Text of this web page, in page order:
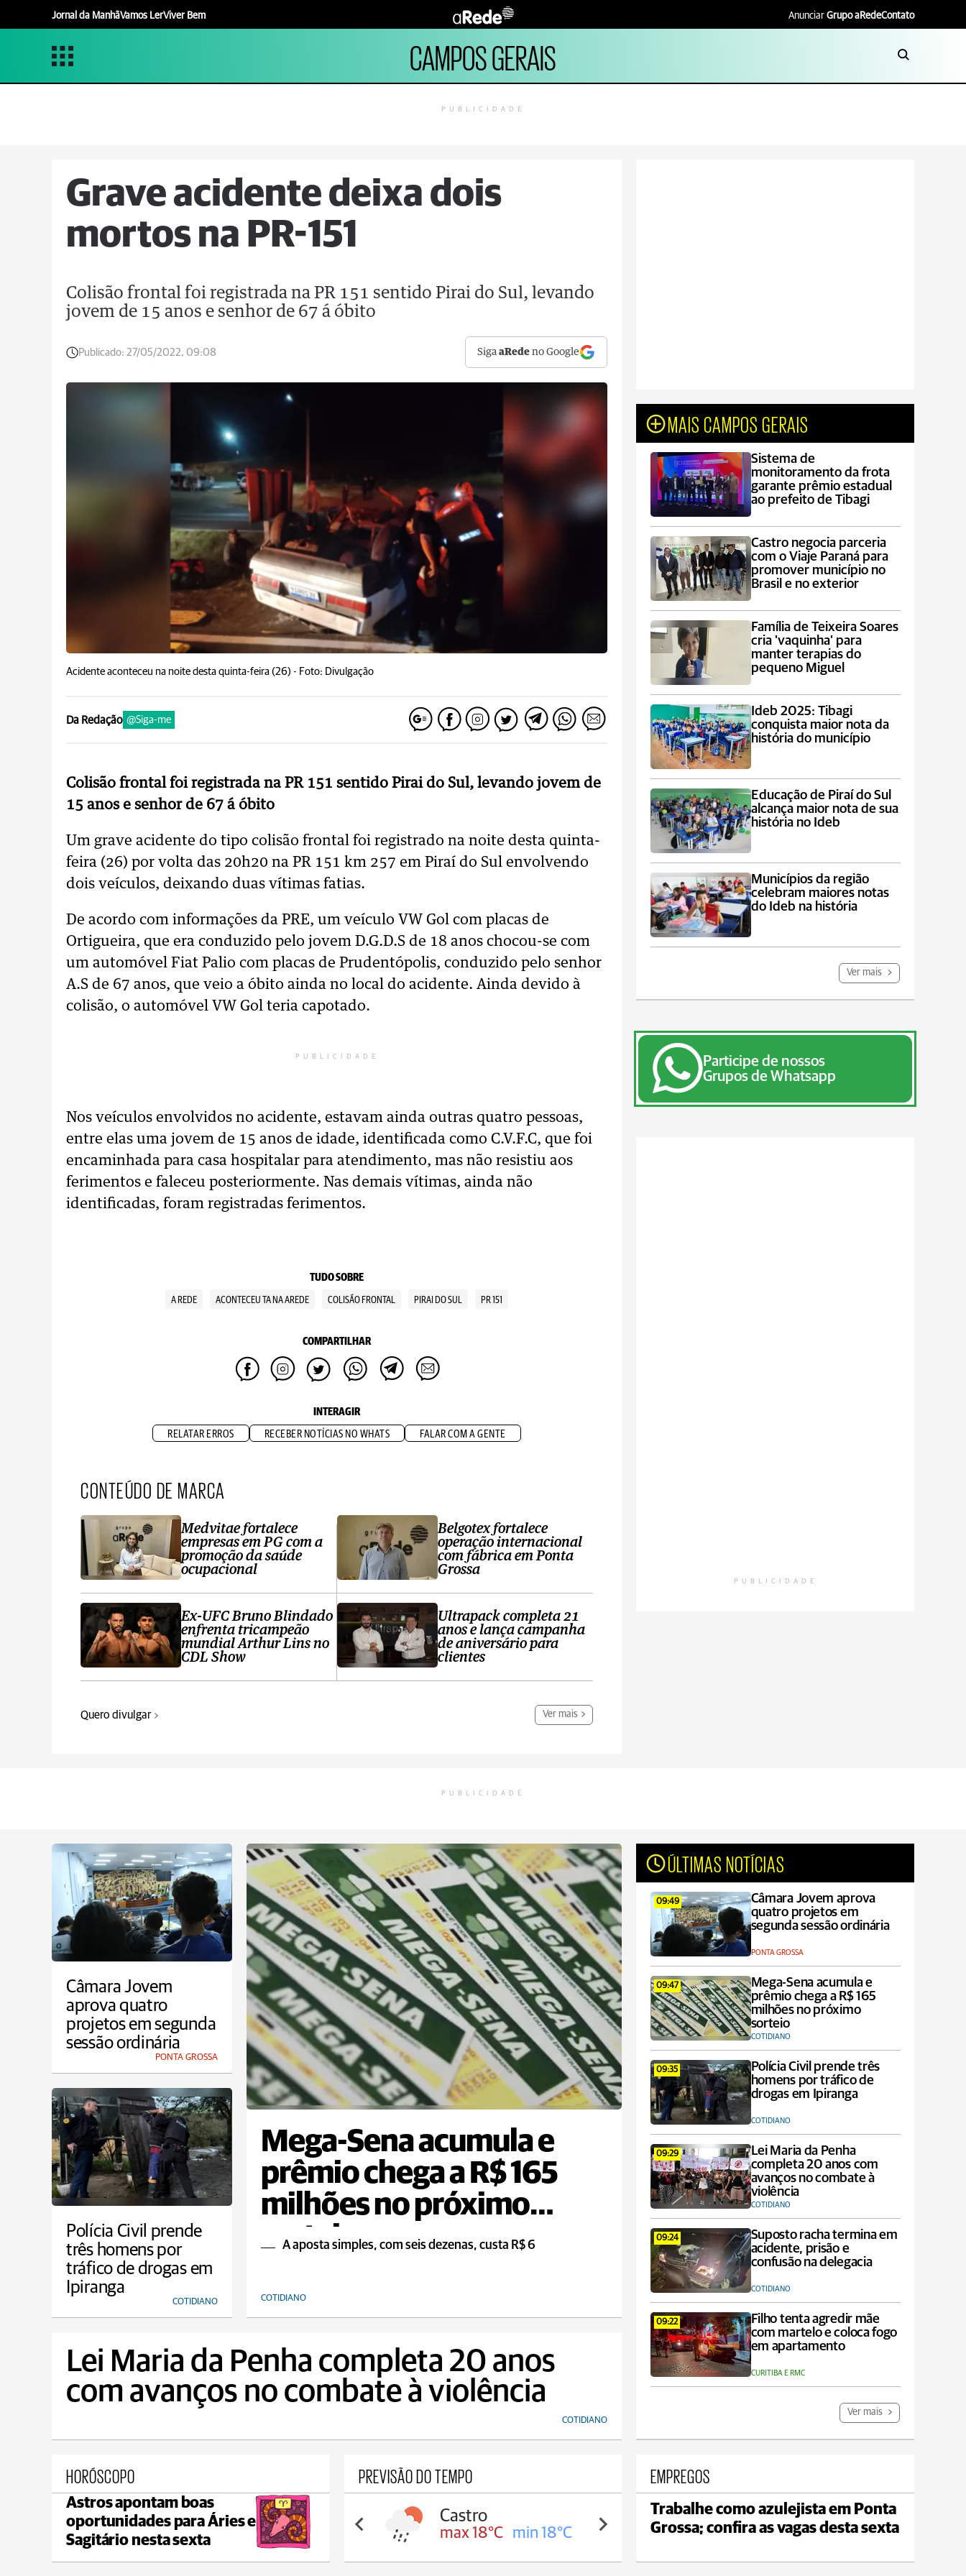
Jornal da ManhãVamos LerViver Bem Anunciar Grupo aRedeContato
CAMPOS GERAIS
PUBLICIDADE
Grave acidente deixa dois
mortos na PR-151
Colisão frontal foi registrada na PR 151 sentido Pirai do Sul, levando
jovem de 15 anos e senhor de 67 á óbito
Publicado: 27/05/2022, 09:08 SigaaRede no Google
Acidente aconteceu na noite desta quinta-feira (26) - Foto: Divulgação
Da Redação @Siga-me
Colisão frontal foi registrada na PR 151 sentido Pirai do Sul, levando jovem de
15 anos e senhor de 67 á óbito
Um grave acidente do tipo colisão frontal foi registrado na noite desta quinta-
feira (26) por volta das 20h20 na PR 151 km 257 em Piraí do Sul envolvendo
dois veículos, deixando duas vítimas fatias.
De acordo com informações da PRE, um veículo VW Gol com placas de
Ortigueira, que era conduzido pelo jovem D.G.D.S de 18 anos chocou-se com
um automóvel Fiat Palio com placas de Prudentópolis, conduzido pelo senhor
A.S de 67 anos, que veio a óbito ainda no local do acidente. Ainda devido à
colisão, o automóvel VW Gol teria capotado.
PUBLICIDADE
Nos veículos envolvidos no acidente, estavam ainda outras quatro pessoas,
entre elas uma jovem de 15 anos de idade, identificada como C.V.F.C, que foi
encaminhada para casa hospitalar para atendimento, mas não resistiu aos
ferimentos e faleceu posteriormente. Nas demais vítimas, ainda não
identificadas, foram registradas ferimentos.
TUDO SOBRE
A REDE ACONTECEU TA NA AREDE COLISÃO FRONTAL PIRAI DO SUL PR 151
COMPARTILHAR
INTERAGIR
RELATAR ERROS RECEBER NOTÍCIAS NO WHATS FALAR COM A GENTE
CONTEÚDO DE MARCA
Medvitae fortalece
empresas em PG com a
promoção da saúde
ocupacional
Ex-UFC Bruno Blindado
enfrenta tricampeão
mundial Arthur Lins no
CDL Show
Belgotex fortalece
operação internacional
com fábrica em Ponta
Grossa
Ultrapack completa 21
anos e lança campanha
de aniversário para
clientes
Quero divulgar Ver mais
MAIS CAMPOS GERAIS
Sistema de
monitoramento da frota
garante prêmio estadual
ao prefeito de Tibagi
Castro negocia parceria
com o Viaje Paraná para
promover município no
Brasil e no exterior
Família de Teixeira Soares
cria 'vaquinha' para
manter terapias do
pequeno Miguel
Ideb 2025: Tibagi
conquista maior nota da
história do município
Educação de Piraí do Sul
alcança maior nota de sua
história no Ideb
Municípios da região
celebram maiores notas
do Ideb na história
Ver mais
Participe de nossos
Grupos de Whatsapp
PUBLICIDADE
PUBLICIDADE
Câmara Jovem
aprova quatro
projetos em segunda
sessão ordinária
PONTA GROSSA
Mega-Sena acumula e
prêmio chega a R$ 165
milhões no próximo
sorteio
A aposta simples, com seis dezenas, custa R$ 6
COTIDIANO
ÚLTIMAS NOTÍCIAS
09:49
Câmara Jovem aprova
quatro projetos em
segunda sessão ordinária
PONTA GROSSA
09:47
Mega-Sena acumula e
prêmio chega a R$ 165
milhões no próximo
sorteio
COTIDIANO
09:35
Polícia Civil prende três
homens por tráfico de
drogas em Ipiranga
COTIDIANO
09:29
Lei Maria da Penha
completa 20 anos com
avanços no combate à
violência
COTIDIANO
09:24
Suposto racha termina em
acidente, prisão e
confusão na delegacia
COTIDIANO
09:22
Filho tenta agredir mãe
com martelo e coloca fogo
em apartamento
CURITIBA E RMC
Ver mais
Polícia Civil prende
três homens por
tráfico de drogas em
Ipiranga
COTIDIANO
Lei Maria da Penha completa 20 anos
com avanços no combate à violência
COTIDIANO
HORÓSCOPO
Astros apontam boas
oportunidades para Áries e
Sagitário nesta sexta
PREVISÃO DO TEMPO
Ponta Grossa
max 17°C min 17°C
Castro
max 18°C min 18°C
Carambeí
max 18°C min 17°C
EMPREGOS
Trabalhe como azulejista em Ponta
Grossa; confira as vagas desta sexta